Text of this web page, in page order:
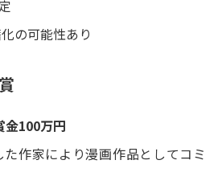
の可能性あり
100万円
た作家により漫画作品としてコミ